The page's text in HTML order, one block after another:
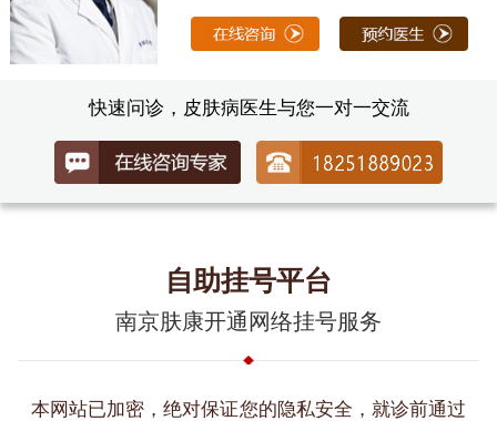
快速问诊，皮肤病医生与您一对一交流
自助挂号平台
南京肤康开通网络挂号服务
本网站已加密，绝对保证您的隐私安全，就诊前通过